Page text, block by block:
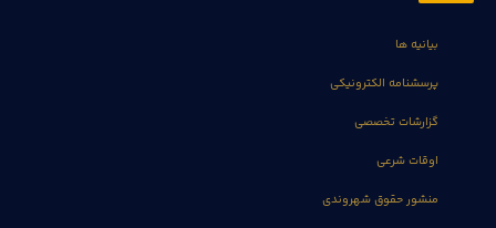
بیانیه ها
پرسشنامه الکترونیکی
گزارشات تخصصی
اوقات شرعی
منشور حقوق شهروندی